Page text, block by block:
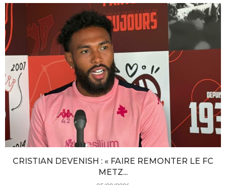
CRISTIAN DEVENISH : « FAIRE REMONTER LE FC
METZ...